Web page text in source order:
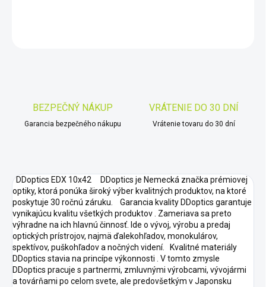
BEZPEČNÝ NÁKUP
Garancia bezpečného nákupu
VRÁTENIE DO 30 DNÍ
Vrátenie tovaru do 30 dní
DDoptics EDX 10x42 DDoptics je Nemecká značka prémiovej
optiky, ktorá ponúka široký výber kvalitných produktov, na ktoré
poskytuje 30 ročnú záruku. Garancia kvality DDoptics garantuje
vynikajúcu kvalitu všetkých produktov . Zameriava sa preto
výhradne na ich hlavnú činnosť. Ide o vývoj, výrobu a predaj
optických prístrojov, najmä ďalekohľadov, monokulárov,
spektívov, puškohľadov a nočných videní. Kvalitné materiály
DDoptics stavia na princípe výkonnosti . V tomto zmysle
DDoptics pracuje s partnermi, zmluvnými výrobcami, vývojármi
a továrňami po celom svete, ale predovšetkým v Japonsku